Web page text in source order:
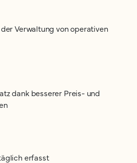
Verwaltung von operativen
dank besserer Preis- und
erfasst